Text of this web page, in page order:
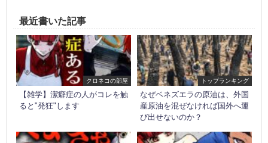
最近書いた記事
クロネコの部屋
【雑学】潔癖症の人がコレを触
ると"発狂"します
トップランキング
なぜベネズエラの原油は、外国
産原油を混ぜなければ国外へ運
び出せないのか？